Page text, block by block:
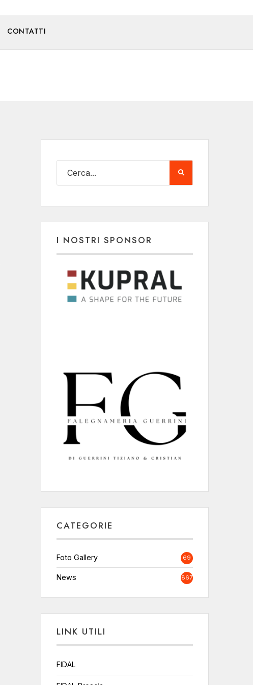
CONTATTI
I NOSTRI SPONSOR
CATEGORIE
Foto Gallery 69
News 867
LINK UTILI
FIDAL